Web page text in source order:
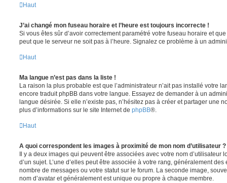
Haut
J’ai changé mon fuseau horaire et l’heure est toujours incorrecte !
Si vous êtes sûr d’avoir correctement paramétré votre fuseau horaire et
peut que le serveur ne soit pas à l’heure. Signalez ce problème à un
Haut
Ma langue n’est pas dans la liste !
La raison la plus probable est que l’administrateur n’ait pas installé votre
encore traduit phpBB dans votre langue. Essayez de demander à un
langue désirée. Si elle n’existe pas, n’hésitez pas à créer et partager une
plus d’informations sur le site Internet de phpBB®.
Haut
A quoi correspondent les images à proximité de mon nom d’utilisateur ?
Il y a deux images qui peuvent être associées avec votre nom d’utilisateur
d’un sujet. L’une d’elles peut être associée à votre rang, généralement
nombre de messages ou votre statut sur le forum. La seconde image,
nom d’avatar et généralement est unique ou propre à chaque membre.